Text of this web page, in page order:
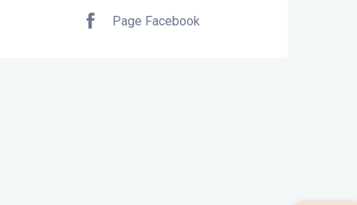
Page Facebook